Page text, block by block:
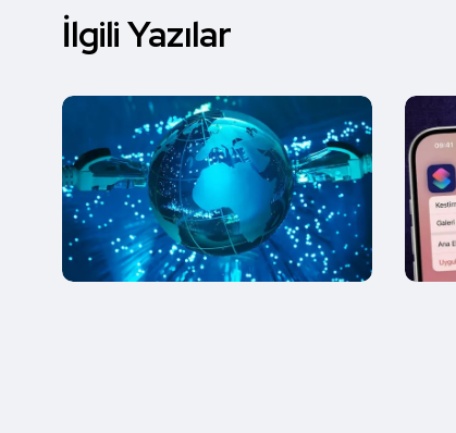
İlgili Yazılar